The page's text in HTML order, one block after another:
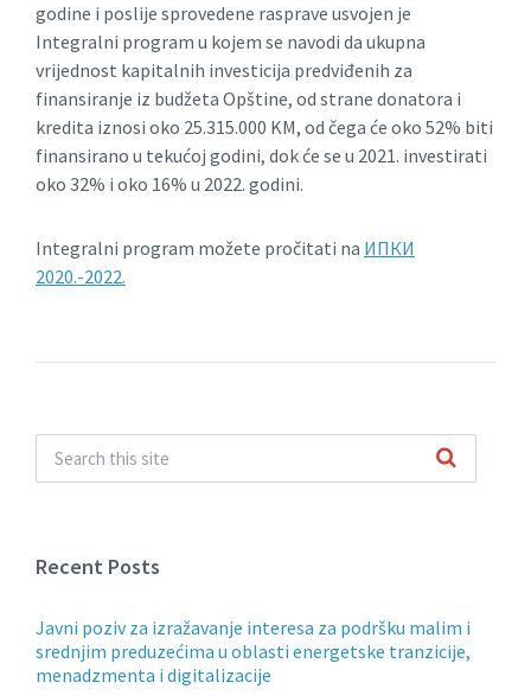
godine i poslije sprovedene rasprave usvojen je
Integralni program u kojem se navodi da ukupna
vrijednost kapitalnih investicija predviđenih za
finansiranje iz budžeta Opštine, od strane donatora i
kredita iznosi oko 25.315.000 KM, od čega će oko 52% biti
finansirano u tekućoj godini, dok će se u 2021. investirati
oko 32% i oko 16% u 2022. godini.
Integralni program možete pročitati na ИПКИ
2020.-2022.
Recent Posts
Javni poziv za izražavanje interesa za podršku malim i
srednjim preduzećima u oblasti energetske tranzicije,
menadzmenta i digitalizacije